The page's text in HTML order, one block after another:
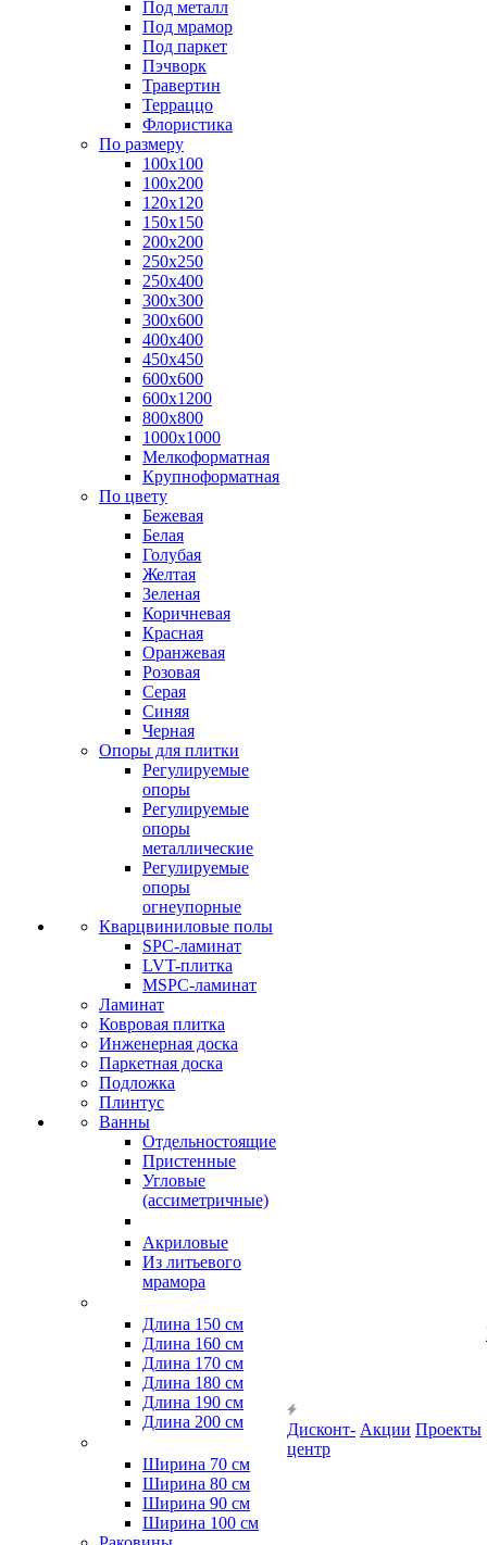
Под металл
Под мрамор
Под паркет
Пэчворк
Травертин
Терраццо
Флористика
По размеру
100х100
100х200
120х120
150х150
200х200
250х250
250х400
300х300
300х600
400х400
450х450
600х600
600х1200
800х800
1000х1000
Мелкоформатная
Крупноформатная
По цвету
Бежевая
Белая
Голубая
Желтая
Зеленая
Коричневая
Красная
Оранжевая
Розовая
Серая
Синяя
Черная
Опоры для плитки
Регулируемые
опоры
Регулируемые
опоры
металлические
Регулируемые
опоры
огнеупорные
Кварцвиниловые полы
SPC-ламинат
LVT-плитка
MSPC-ламинат
Ламинат
Ковровая плитка
Инженерная доска
Паркетная доска
Подложка
Плинтус
Ванны
Отдельностоящие
Пристенные
Угловые
(ассиметричные)
Акриловые
Из литьевого
мрамора
Длина 150 см
Длина 160 см
Длина 170 см
Длина 180 см
Длина 190 см
Длина 200 см
Ширина 70 см
Ширина 80 см
Ширина 90 см
Ширина 100 см
Дисконт-
центр
Акции Проекты